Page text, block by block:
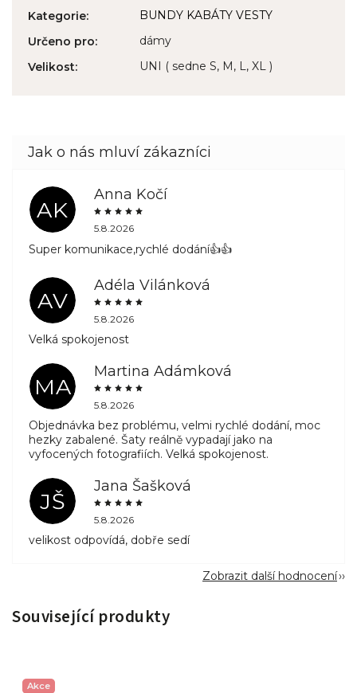
Kategorie:
BUNDY KABÁTY VESTY
Určeno pro:
dámy
Velikost: UNI ( sedne S, M, L, XL )
AK
Anna Kočí
5.8.2026
Super komunikace,rychlé dodání👍👍
AV
Adéla Vilánková
5.8.2026
Velká spokojenost
MA
Martina Adámková
5.8.2026
Objednávka bez problému, velmi rychlé dodání, moc
hezky zabalené. Šaty reálně vypadají jako na
vyfocených fotografiích. Velká spokojenost.
JŠ
Jana Šašková
5.8.2026
velikost odpovídá, dobře sedí
Zobrazit další hodnocení
Související produkty
Akce